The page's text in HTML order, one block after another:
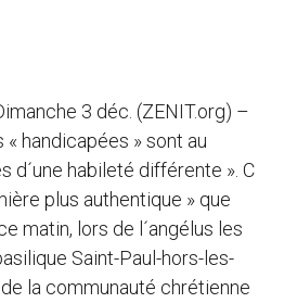
3 déc. (ZENIT.org) –
handicapées » sont au
d´une habileté différente ». C
plus authentique » que
matin, lors de l´angélus les
Saint-Paul-hors-les-
la communauté chrétienne